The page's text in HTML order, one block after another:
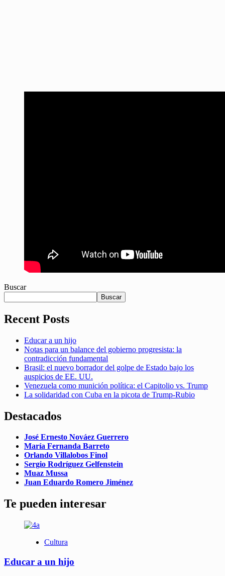
Buscar
Buscar
Recent Posts
Educar a un hijo
Notas para un balance del gobierno progresista: la
contradicción fundamental
Brasil: el nuevo borrador del golpe de Estado bajo los
auspicios de EE. UU.
Venezuela como munición política: el Capitolio vs. Trump
La solidaridad con Cuba en la picota de Trump-Rubio
Destacados
José Ernesto Nováez Guerrero
María Fernanda Barreto
Orlando Villalobos Finol
Sergio Rodríguez Gelfenstein
Muaz Mussa
Juan Eduardo Romero Jiménez
Te pueden interesar
Cultura
Educar a un hijo